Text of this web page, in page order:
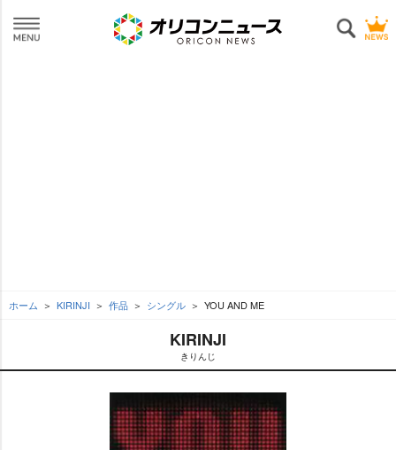
ホーム KIRINJI 作品 シングル YOU AND ME
KIRINJI
きりんじ